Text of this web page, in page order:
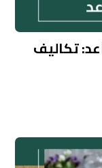
تكاليف